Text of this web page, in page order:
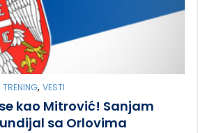
TRENING, VESTI
kao Mitrović! Sanjam
sa Orlovima